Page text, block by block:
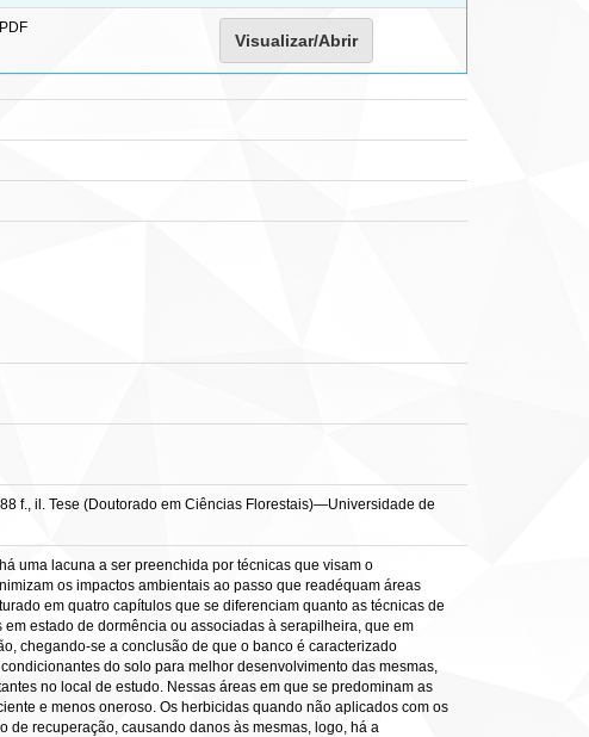
Visualizar/Abrir
f., il. Tese (Doutorado em Ciências Florestais)—Universidade de
uma lacuna a ser preenchida por técnicas que visam o
os impactos ambientais ao passo que readéquam áreas
em quatro capítulos que se diferenciam quanto as técnicas de
estado de dormência ou associadas à serapilheira, que em
chegando-se a conclusão de que o banco é caracterizado
do solo para melhor desenvolvimento das mesmas,
no local de estudo. Nessas áreas em que se predominam as
e menos oneroso. Os herbicidas quando não aplicados com os
recuperação, causando danos às mesmas, logo, há a